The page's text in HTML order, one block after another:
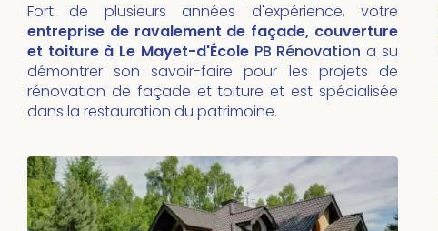
Fort de plusieurs années d'expérience, votre
entreprise de ravalement de façade, couverture
et toiture à Le Mayet-d'École PB Rénovation a su
démontrer son savoir-faire pour les projets de
rénovation de façade et toiture et est spécialisée
dans la restauration du patrimoine.